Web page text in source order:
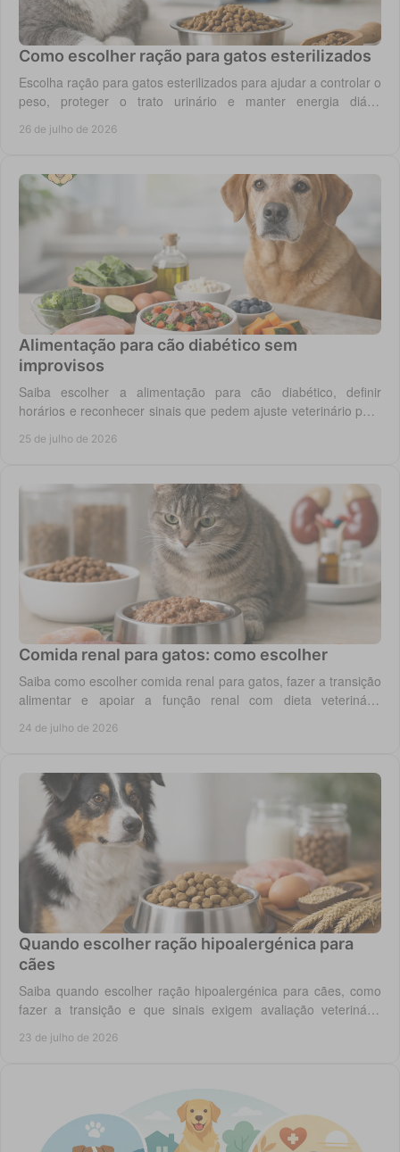
Como escolher ração para gatos esterilizados
Escolha ração para gatos esterilizados para ajudar a controlar o
peso, proteger o trato urinário e manter energia diária
26 de julho de 2026
Alimentação para cão diabético sem
improvisos
Saiba escolher a alimentação para cão diabético, definir
horários e reconhecer sinais que pedem ajuste veterinário para
25 de julho de 2026
Comida renal para gatos: como escolher
Saiba como escolher comida renal para gatos, fazer a transição
alimentar e apoiar a função renal com dieta veterinária
24 de julho de 2026
Quando escolher ração hipoalergénica para
cães
Saiba quando escolher ração hipoalergénica para cães, como
fazer a transição e que sinais exigem avaliação veterinária
23 de julho de 2026